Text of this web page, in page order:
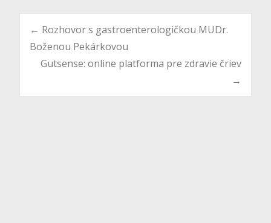
Post
navigation
← Rozhovor s gastroenterologičkou MUDr.
Boženou Pekárkovou
Gutsense: online platforma pre zdravie čriev
→